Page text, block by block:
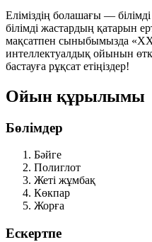
Еліміздің болашағы —
білімді жастардың қатарын
мақсатпен сыныбымызда
интеллектуалдық ойынын
бастауға рұқсат етіңіздер!
Ойын құрылымы
Бөлімдер
Бәйге
Полиглот
Жеті жұмбақ
Көкпар
Жорға
Ескертпе